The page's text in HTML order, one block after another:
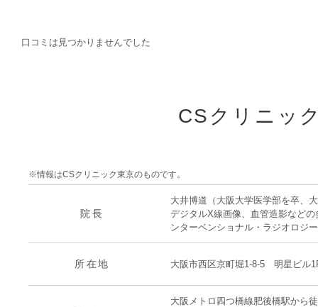
口コミは見つかりませんでした
CSクリニッ
※情報はCSクリニック東京のものです。
院長
大井博道（大阪大学医学部を卒、
デジタルX線画像、血管造影など
ンターベンショナル・ラジオロジ
所在地 大阪市西区京町堀1-8-5 明星ビル
大阪メトロ四つ橋線肥後橋駅から